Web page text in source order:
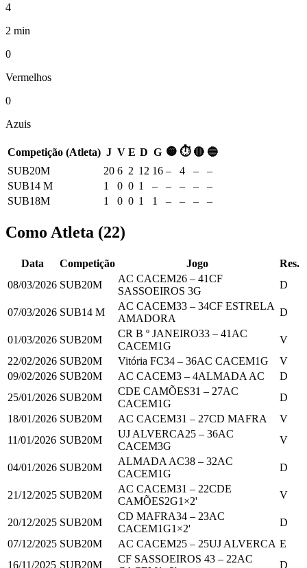
4
2 min
0
Vermelhos
0
Azuis
Competição (Atleta) J V E D G 🟡 ⏱ 🔴 🔵
SUB20M
20 6 2 12 16 – 4 –
–
SUB14 M
1 0 0 1 – – – –
–
SUB18M
1 0 0 1 1 – – – –
Como Atleta (22)
Data Competição Jogo
Res.
08/03/2026 SUB20M
AC CACEM26 – 41CF
SASSOEIROS 3G
D
07/03/2026 SUB14 M
AC CACEM33 – 34CF ESTRELA
AMADORA
D
01/03/2026 SUB20M
CR B º JANEIRO33 – 41 AC
CACEM1G
V
22/02/2026 SUB20M Vitória FC34 – 36AC CACEM1G
V
09/02/2026 SUB20M AC CACEM3 – 4ALMADA AC
D
25/01/2026 SUB20M
CDE CAMÕES31 – 27AC
CACEM1G
D
18/01/2026 SUB20M AC CACEM31 – 27CD MAFRA
V
11/01/2026 SUB20M
UJ ALVERCA25 – 36AC
CACEM3G
V
04/01/2026 SUB20M
ALMADA AC38 – 32AC
CACEM1G
D
21/12/2025 SUB20M
AC CACEM31 – 22CDE
CAMÕES2G1 ×2'
V
20/12/2025 SUB20M
CD MAFRA34 – 23AC
CACEM1G1 ×2'
D
07/12/2025 SUB20M AC CACEM25 – 25UJ ALVERCA E
16/11/2025 SUB20M
CF SASSOEIROS 43 – 22AC
D